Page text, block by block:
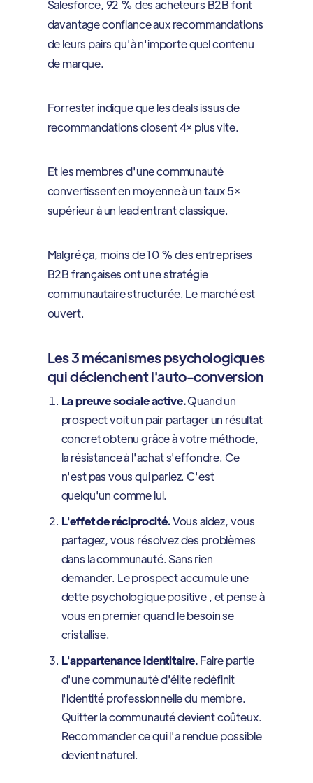
Salesforce, 92 % des acheteurs B2B font
davantage confiance aux recommandations
de leurs pairs qu'à n'importe quel contenu
de marque.
Forrester indique que les deals issus de
recommandations closent 4× plus vite.
Et les membres d'une communauté
convertissent en moyenne à un taux 5×
supérieur à un lead entrant classique.
Malgré ça, moins de 10 % des entreprises
B2B françaises ont une stratégie
communautaire structurée. Le marché est
ouvert.
Les 3 mécanismes psychologiques
qui déclenchent l'auto-conversion
La preuve sociale active.Quand un
prospect voit un pair partager un résultat
concret obtenu grâce à votre méthode,
la résistance à l'achat s'effondre. Ce
n'est pas vous qui parlez. C'est
quelqu'un comme lui.
L'effet de réciprocité.Vous aidez, vous
partagez, vous résolvez des problèmes
dans la communauté. Sans rien
demander. Le prospect accumule une
dette psychologique positive , et pense à
vous en premier quand le besoin se
cristallise.
L'appartenance identitaire.Faire partie
d'une communauté d'élite redéfinit
l'identité professionnelle du membre.
Quitter la communauté devient coûteux.
Recommander ce qui l'a rendue possible
devient naturel.